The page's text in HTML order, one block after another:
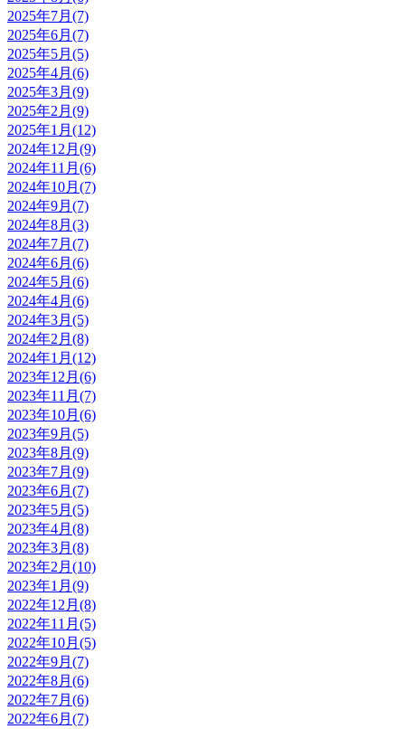
2025年7月(7)
2025年6月(7)
2025年5月(5)
2025年4月(6)
2025年3月(9)
2025年2月(9)
2025年1月(12)
2024年12月(9)
2024年11月(6)
2024年10月(7)
2024年9月(7)
2024年8月(3)
2024年7月(7)
2024年6月(6)
2024年5月(6)
2024年4月(6)
2024年3月(5)
2024年2月(8)
2024年1月(12)
2023年12月(6)
2023年11月(7)
2023年10月(6)
2023年9月(5)
2023年8月(9)
2023年7月(9)
2023年6月(7)
2023年5月(5)
2023年4月(8)
2023年3月(8)
2023年2月(10)
2023年1月(9)
2022年12月(8)
2022年11月(5)
2022年10月(5)
2022年9月(7)
2022年8月(6)
2022年7月(6)
2022年6月(7)